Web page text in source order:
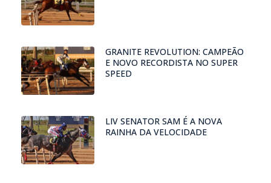
GRANITE REVOLUTION: CAMPEÃO
E NOVO RECORDISTA NO SUPER
SPEED
LIV SENATOR SAM É A NOVA
RAINHA DA VELOCIDADE